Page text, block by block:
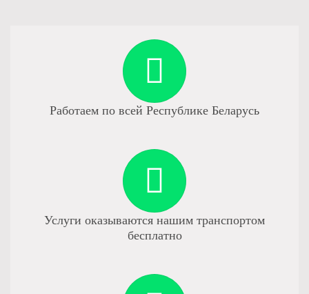
Работаем по всей Республике Беларусь
Услуги оказываются нашим транспортом
бесплатно